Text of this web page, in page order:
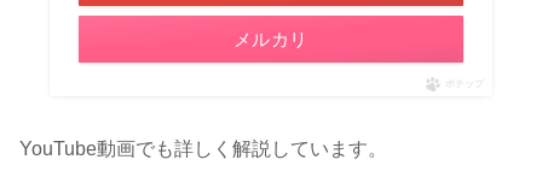
メルカリ
ポチップ
YouTube動画でも詳しく解説しています。